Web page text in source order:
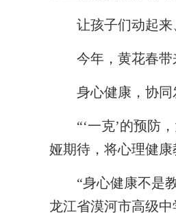
让孩子们动起来、
今年，黄花春带来
身心健康，协同
“‘一克’的预防，
娅期待，将心理健
“身心健康不是教
龙江省漠河市高级